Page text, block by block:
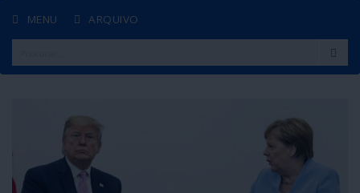
MENU ARQUIVO